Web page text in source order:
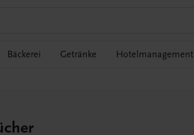
Bäckerei Getränke Hotelmanagement